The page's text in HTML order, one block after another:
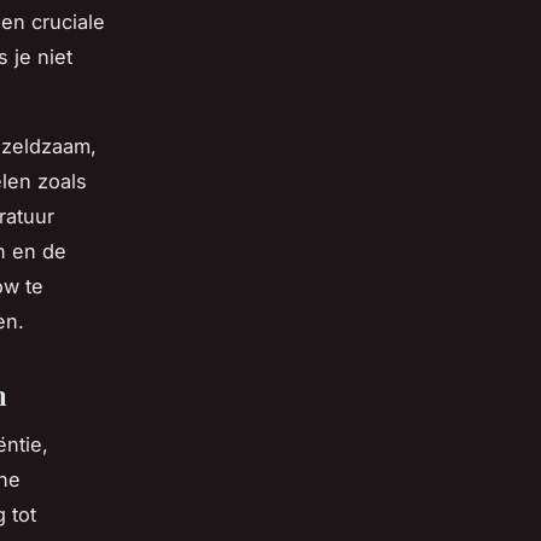
cruciale
je niet
zoals
en de
te
tot